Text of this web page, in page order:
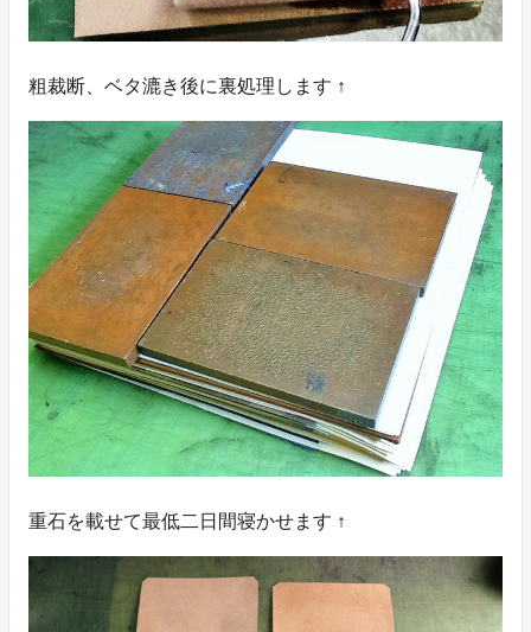
粗裁断、ベタ漉き後に裏処理します ↑
重石を載せて最低二日間寝かせます ↑